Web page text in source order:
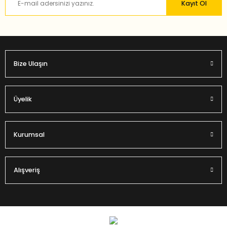
Gönder
Kayıt Ol
Bize Ulaşın
Üyelik
Kurumsal
Alışveriş